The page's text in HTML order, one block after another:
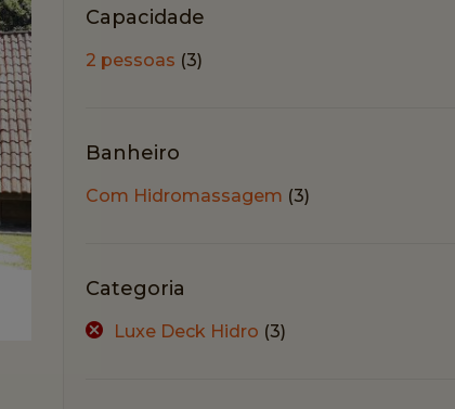
Capacidade
2 pessoas (3)
Banheiro
Com Hidromassagem (3)
Categoria
Luxe Deck Hidro (3)